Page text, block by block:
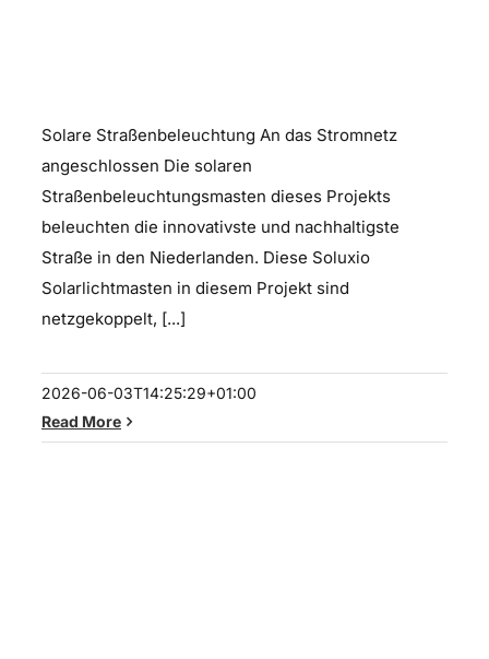
Solare Straßenbeleuchtung An das Stromnetz
angeschlossen Die solaren
Straßenbeleuchtungsmasten dieses Projekts
beleuchten die innovativste und nachhaltigste
Straße in den Niederlanden. Diese Soluxio
Solarlichtmasten in diesem Projekt sind
netzgekoppelt, [...]
2026-06-03T14:25:29+01:00
Read More